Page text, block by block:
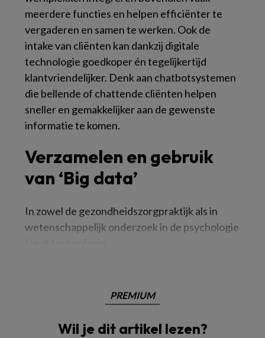
meerdere functies en helpen efficiënter te
vergaderen en samen te werken. Ook de
intake van cliënten kan dankzij digitale
technologie goedkoper én tegelijkertijd
klantvriendelijker. Denk aan chatbotsystemen
die bellende of chattende cliënten helpen
sneller en gemakkelijker aan de gewenste
informatie te komen.
Verzamelen en gebruik
van ‘Big data’
In zowel de gezondheidszorgpraktijk als in
wetenschappelijk onderzoek in de psychologie
PREMIUM
Wil je dit artikel lezen?